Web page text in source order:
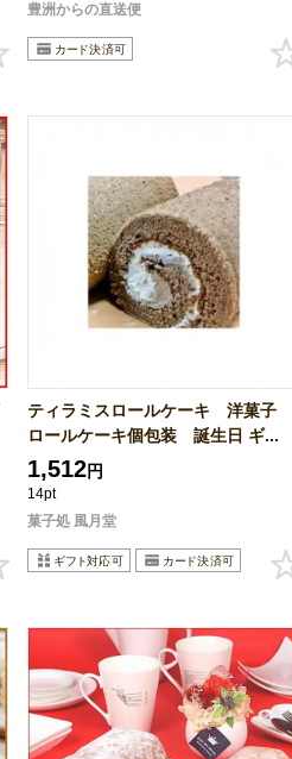
豊洲からの直送便
ティラミスロールケーキ 洋菓子
ロールケーキ個包装 誕生日 ギ...
1,512円
14pt
菓子処 風月堂